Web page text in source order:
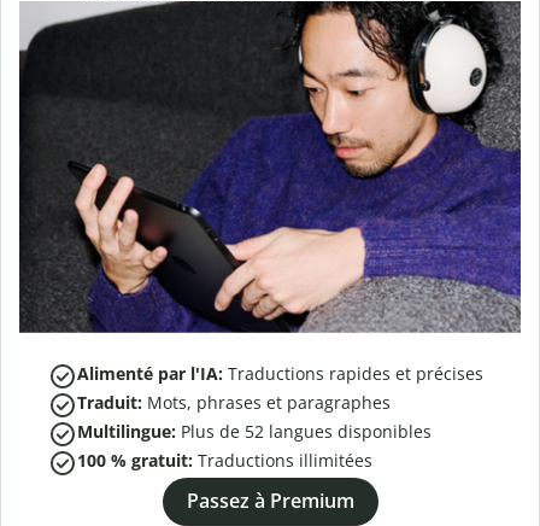
Alimenté par l'IA: Traductions rapides et précises
Traduit: Mots, phrases et paragraphes
Multilingue: Plus de 52 langues disponibles
100 % gratuit: Traductions illimitées
Passez à Premium